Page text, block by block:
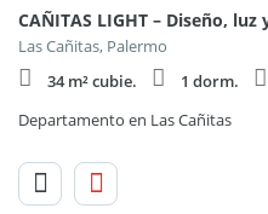
Las Cañitas, Palermo
34 m² cubie.
1 dorm.
Departamento en Las Cañitas